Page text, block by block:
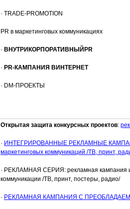
· TRADE-PROMOTION
PR в маркетинговых коммуникациях
· ВНУТРИКОРПОРАТИВНЫЙPR
· PR-КАМПАНИЯ ВИНТЕРНЕТ
· DM-ПРОЕКТЫ
Открытая защита конкурсных проектов:
· ИНТЕГРИРОВАННЫЕ РЕКЛАМНЫЕ
маркетинговых коммуникаций /ТВ, принт,
· РЕКЛАМНАЯ СЕРИЯ: рекламная кампания
коммуникации /ТВ, принт, постеры, радио/
· РЕКЛАМНАЯ КАМПАНИЯ С